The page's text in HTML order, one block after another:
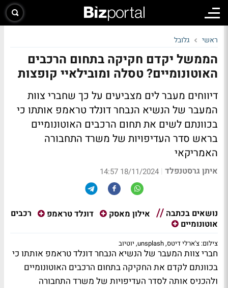
ראשי גלובל
הממשל יקדם חקיקה בתחום הרכבים
האוטונומיים? טסלה ומובילאיי קופצות
דיווחים מעבר לים מצביעים על כך שחברי צוות
המעבר של הנשיא הנבחר דונלד טראמפ אותתו כי
בכוונתם לשים את תחום הרכבים האוטונומיים
בראש סדר העדיפויות של משרד התחבורה
האמריקאי
איתן גרסטנפלד |
18/11/2024 14:57
נושאים בכתבה אילון מאסק דונלד טראמפ
רכבים
אוטונומיים
צילום: צ'ארלי דיטס, unsplash, יוטיוב
חברי צוות המעבר של הנשיא הנבחר דונלד טראמפ אותתו כי
בכוונתם לקדם את החקיקה בתחום הרכבים האוטונומיים
ולהכניס אותה לסדר העדיפויות של משרד התחבורה